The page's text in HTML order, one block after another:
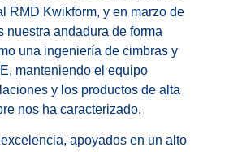
RMD Kwikform, y en marzo de
nuestra andadura de forma
una ingeniería de cimbras y
manteniendo el equipo
y los productos de alta
nos ha caracterizado.
apoyados en un alto